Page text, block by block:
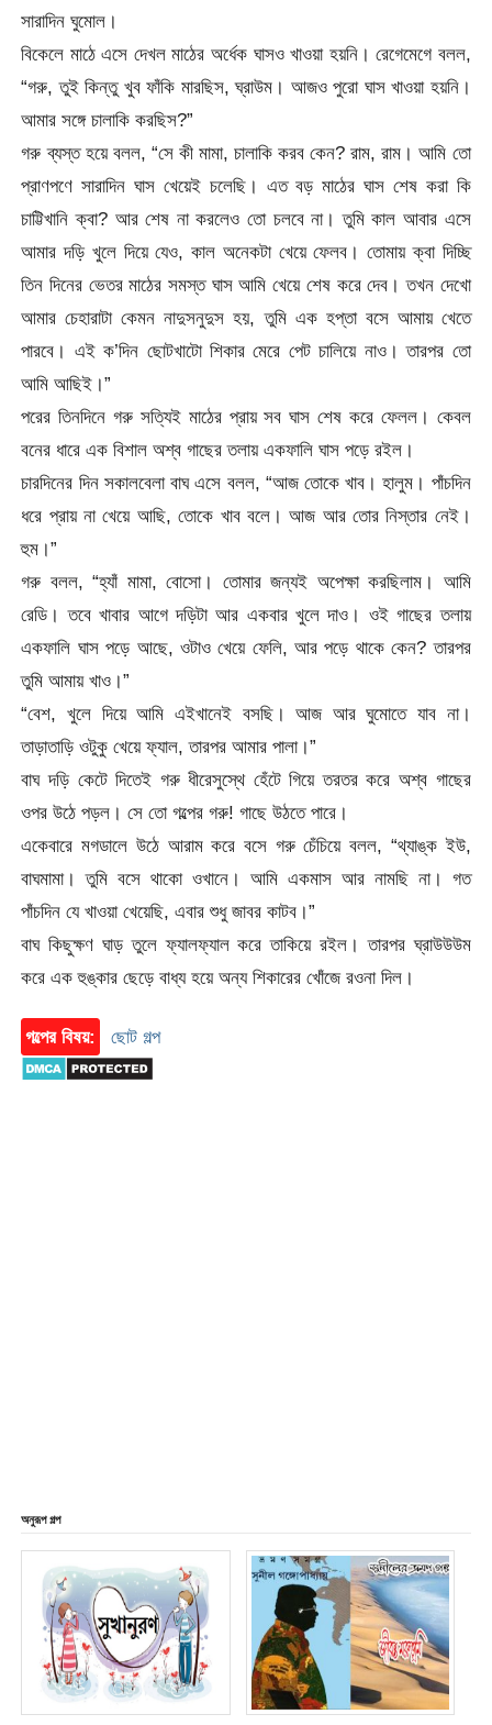
সারাদিন ঘুমোল।
বিকেলে মাঠে এসে দেখল মাঠের অর্ধেক ঘাসও খাওয়া হয়নি। রেগেমেগে বলল,
“গরু, তুই কিন্তু খুব ফাঁকি মারছিস, ঘ্রাউম। আজও পুরো ঘাস খাওয়া হয়নি।
আমার সঙ্গে চালাকি করছিস?”
গরু ব্যস্ত হয়ে বলল, “সে কী মামা, চালাকি করব কেন? রাম, রাম। আমি তো
প্রাণপণে সারাদিন ঘাস খেয়েই চলেছি। এত বড় মাঠের ঘাস শেষ করা কি
চাট্টিখানি ক্বা? আর শেষ না করলেও তো চলবে না। তুমি কাল আবার এসে
আমার দড়ি খুলে দিয়ে যেও, কাল অনেকটা খেয়ে ফেলব। তোমায় ক্বা দিচ্ছি
তিন দিনের ভেতর মাঠের সমস্ত ঘাস আমি খেয়ে শেষ করে দেব। তখন দেখো
আমার চেহারাটা কেমন নাদুসনুদুস হয়, তুমি এক হপ্তা বসে আমায় খেতে
পারবে। এই ক’দিন ছোটখাটো শিকার মেরে পেট চালিয়ে নাও। তারপর তো
আমি আছিই।”
পরের তিনদিনে গরু সত্যিই মাঠের প্রায় সব ঘাস শেষ করে ফেলল। কেবল
বনের ধারে এক বিশাল অশ্ব গাছের তলায় একফালি ঘাস পড়ে রইল।
চারদিনের দিন সকালবেলা বাঘ এসে বলল, “আজ তোকে খাব। হালুম। পাঁচদিন
ধরে প্রায় না খেয়ে আছি, তোকে খাব বলে। আজ আর তোর নিস্তার নেই।
হুম।”
গরু বলল, “হ্যাঁ মামা, বোসো। তোমার জন্যই অপেক্ষা করছিলাম। আমি
রেডি। তবে খাবার আগে দড়িটা আর একবার খুলে দাও। ওই গাছের তলায়
একফালি ঘাস পড়ে আছে, ওটাও খেয়ে ফেলি, আর পড়ে থাকে কেন? তারপর
তুমি আমায় খাও।”
“বেশ, খুলে দিয়ে আমি এইখানেই বসছি। আজ আর ঘুমোতে যাব না।
তাড়াতাড়ি ওটুকু খেয়ে ফ্যাল, তারপর আমার পালা।”
বাঘ দড়ি কেটে দিতেই গরু ধীরেসুস্থে হেঁটে গিয়ে তরতর করে অশ্ব গাছের
ওপর উঠে পড়ল। সে তো গল্পের গরু! গাছে উঠতে পারে।
একেবারে মগডালে উঠে আরাম করে বসে গরু চেঁচিয়ে বলল, “থ্যাঙ্ক ইউ,
বাঘমামা। তুমি বসে থাকো ওখানে। আমি একমাস আর নামছি না। গত
পাঁচদিন যে খাওয়া খেয়েছি, এবার শুধু জাবর কাটব।”
বাঘ কিছুক্ষণ ঘাড় তুলে ফ্যালফ্যাল করে তাকিয়ে রইল। তারপর ঘ্রাউউউম
করে এক হুঙ্কার ছেড়ে বাধ্য হয়ে অন্য শিকারের খোঁজে রওনা দিল।
গল্পের বিষয়: ছোট গল্প
অনুরূপ গল্প